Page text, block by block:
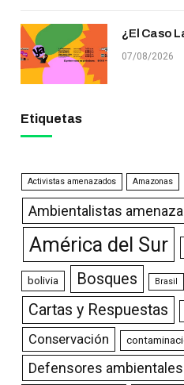
¿El Caso
07/08/2026
Etiquetas
Activistas amenazados Amazonas
Ambientalistas
América del Sur
bolivia Bosques Brasil
Cartas y Respuestas
Conservación
Defensores ambientales